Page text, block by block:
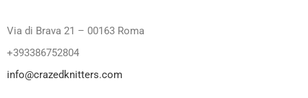
Via di Brava 21 – 00163 Roma
+393386752804
info@crazedknitters.com